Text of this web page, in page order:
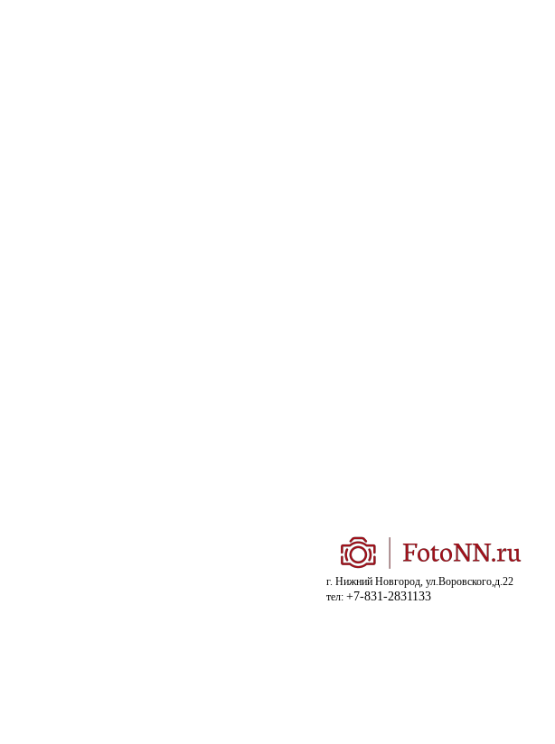
г. Нижний Новгород, ул.Воровского,д.22
тел: +7-831-2831133